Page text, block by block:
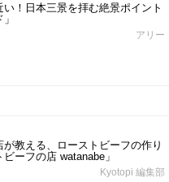
！日本三景を拝む絶景ポイント
アリー
教える、ローストビーフの作り
ーフの店 watanabe」
Kyotopi 編集部